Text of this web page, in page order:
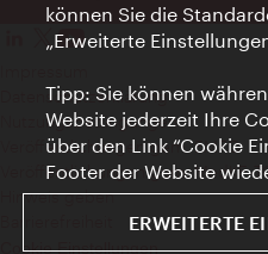
Datenschutzerklärung
Nutzungsbedingungen
Veröffentlichungen gem. EMFG
Veröffentlichungen gem.
Hinweis geben
Cookie Einstellungen
können Sie die
„Erweiterte
Tipp: Sie können
Website jederzeit Ihre
über den Link “Cookie
Footer der Website
ERWEITERTE